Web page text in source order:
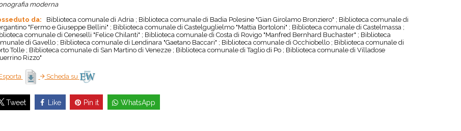
moderna
da:
Biblioteca comunale di Adria ; Biblioteca comunale di Badia Polesine "Gian Girolamo Bronziero" ; Biblioteca comunale di
"Fermo e Giuseppe Bellini" ; Biblioteca comunale di Castelguglielmo "Mattia Bortoloni" ; Biblioteca comunale di Castelmassa ;
comunale di Ceneselli "Felice Chilanti" ; Biblioteca comunale di Costa di Rovigo "Manfred Bernhard Buchaster" ; Biblioteca
di Gavello ; Biblioteca comunale di Lendinara "Gaetano Baccari" ; Biblioteca comunale di Occhiobello ; Biblioteca comunale di
Tolle ; Biblioteca comunale di San Martino di Venezze ; Biblioteca comunale di Taglio di Po ; Biblioteca comunale di Villadose
Rizzo"
Scheda su
Tweet Like Pin it WhatsApp